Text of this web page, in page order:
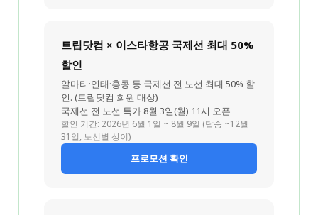
트립닷컴 × 이스타항공 국제선 최대 50%
할인
알마티·연태·홍콩 등 국제선 전 노선 최대 50% 할
인. (트립닷컴 회원 대상)
국제선 전 노선 특가 8월 3일(월) 11시 오픈
할인 기간: 2026년 6월 1일 ~ 8월 9일 (탑승 ~12월
31일, 노선별 상이)
프로모션 확인